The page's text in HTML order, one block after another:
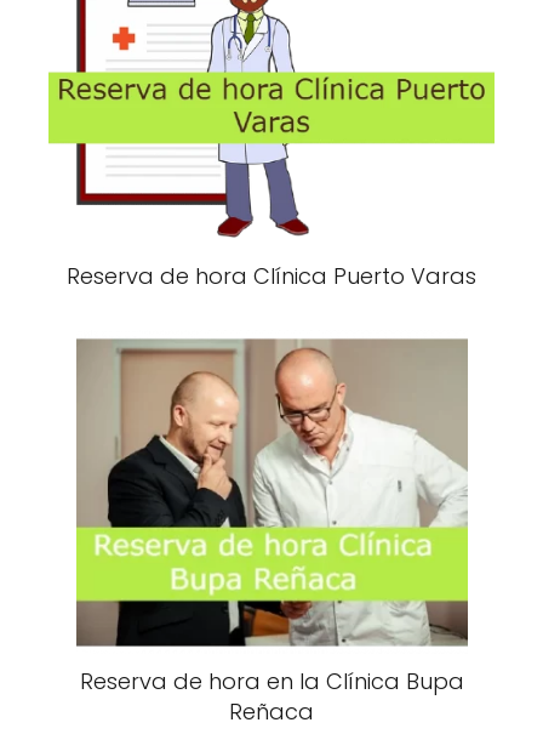
Reserva de hora Clínica Puerto Varas
Reserva de hora en la Clínica Bupa
Reñaca